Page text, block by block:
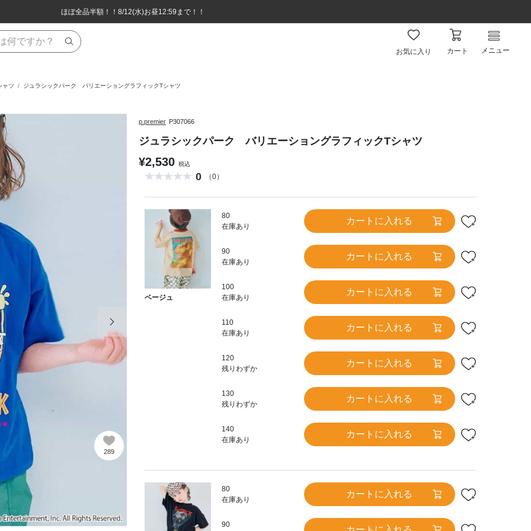
8,800円(税込)以上のお買い物で送料無料♪
ほぼ全品半額！！8/12(水)お昼12:59まで！！
8,800円(税込)以上のお買い物で送料無料♪
ほぼ全品半額！！8/12(水)お昼12:59まで！！
お気に入り カート メニュー
ャツ ジュラシックパーク バリエーショングラフィックTシャツ
289
p.premier P307066
ジュラシックパーク バリエーショングラフィックTシャツ
¥2,530 税込
0 （0）
ベージュ
80
在庫あり
カートに入れる
90
在庫あり
カートに入れる
100
在庫あり
カートに入れる
110
在庫あり
カートに入れる
120
残りわずか
カートに入れる
130
残りわずか
カートに入れる
140
在庫あり
カートに入れる
80
在庫あり
カートに入れる
90